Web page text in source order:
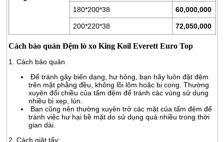
RUỘT
RUỘT
CHĂN
BÔNG
ARTEMIS
180*200*38 60,000,000
200*220*38 72,050,000
Cách bảo quản Đệm lò xo King Koil Everett Euro Top
1. Cách bảo quản
Để tránh gây biến dạng, hư hỏng, bạn hãy luôn đặt đệm
trên mặt phằng đều, không lồi lõm hoặc bị cong. Thường
xuyên đổi chiều của tấm đệm để tránh các vùng sử dụng
nhiều bị xẹp, lún.
Bạn cũng nên thường xuyên trở các mặt của tấm đệm để
tránh việc hư hại bề mặt do sử dụng quá nhiều trong thời
gian dài.
2. Cách giặt tẩy: